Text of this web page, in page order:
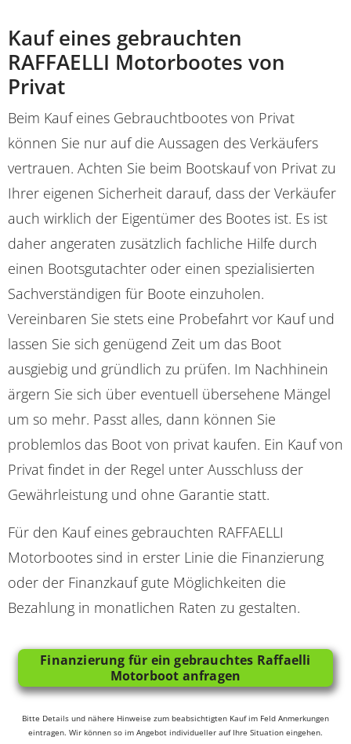
Kauf eines gebrauchten
RAFFAELLI Motorbootes von
Privat
Beim Kauf eines Gebrauchtbootes von Privat
können Sie nur auf die Aussagen des Verkäufers
vertrauen. Achten Sie beim Bootskauf von Privat zu
Ihrer eigenen Sicherheit darauf, dass der Verkäufer
auch wirklich der Eigentümer des Bootes ist. Es ist
daher angeraten zusätzlich fachliche Hilfe durch
einen Bootsgutachter oder einen spezialisierten
Sachverständigen für Boote einzuholen.
Vereinbaren Sie stets eine Probefahrt vor Kauf und
lassen Sie sich genügend Zeit um das Boot
ausgiebig und gründlich zu prüfen. Im Nachhinein
ärgern Sie sich über eventuell übersehene Mängel
um so mehr. Passt alles, dann können Sie
problemlos das Boot von privat kaufen. Ein Kauf von
Privat findet in der Regel unter Ausschluss der
Gewährleistung und ohne Garantie statt.
Für den Kauf eines gebrauchten RAFFAELLI
Motorbootes sind in erster Linie die Finanzierung
oder der Finanzkauf gute Möglichkeiten die
Bezahlung in monatlichen Raten zu gestalten.
Finanzierung für ein gebrauchtes Raffaelli
Motorboot anfragen
Bitte Details und nähere Hinweise zum beabsichtigten Kauf im Feld Anmerkungen
eintragen. Wir können so im Angebot individueller auf Ihre Situation eingehen.